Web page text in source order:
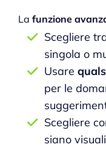
La funzione
Scegliere
singola o
Usare
per le
Scegliere
siano